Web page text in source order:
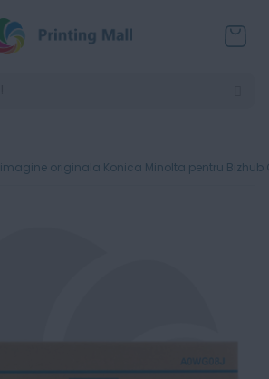
imagine originala Konica Minolta pentru Bizhub